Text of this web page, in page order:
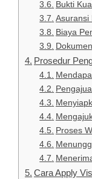
Bukti
Asuransi
Biaya
Prosedur
Proses
Cara Apply